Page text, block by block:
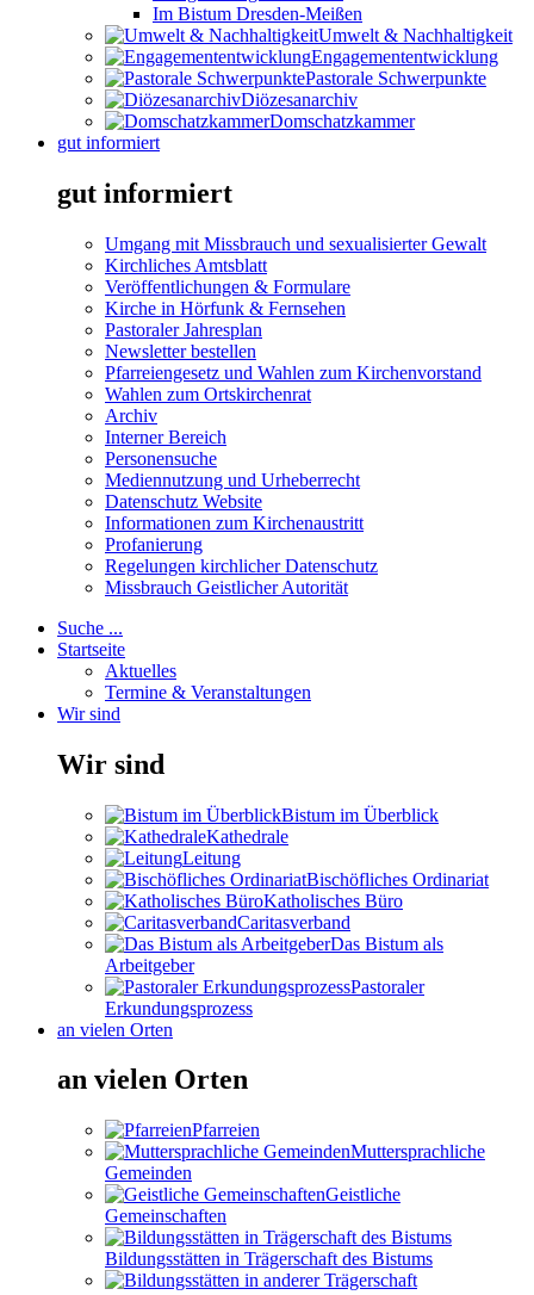
Im Bistum Dresden-Meißen
Umwelt & Nachhaltigkeit
Engagemententwicklung
Pastorale Schwerpunkte
Diözesanarchiv
Domschatzkammer
gut informiert
gut informiert
Umgang mit Missbrauch und sexualisierter Gewalt
Kirchliches Amtsblatt
Veröffentlichungen & Formulare
Kirche in Hörfunk & Fernsehen
Pastoraler Jahresplan
Newsletter bestellen
Pfarreiengesetz und Wahlen zum Kirchenvorstand
Wahlen zum Ortskirchenrat
Archiv
Interner Bereich
Personensuche
Mediennutzung und Urheberrecht
Datenschutz Website
Informationen zum Kirchenaustritt
Profanierung
Regelungen kirchlicher Datenschutz
Missbrauch Geistlicher Autorität
Suche ...
Startseite
Aktuelles
Termine & Veranstaltungen
Wir sind
Wir sind
Bistum im Überblick
Kathedrale
Leitung
Bischöfliches Ordinariat
Katholisches Büro
Caritasverband
Das Bistum als
Arbeitgeber
Pastoraler
Erkundungsprozess
an vielen Orten
an vielen Orten
Pfarreien
Muttersprachliche
Gemeinden
Geistliche
Gemeinschaften
Bildungsstätten in Trägerschaft des Bistums